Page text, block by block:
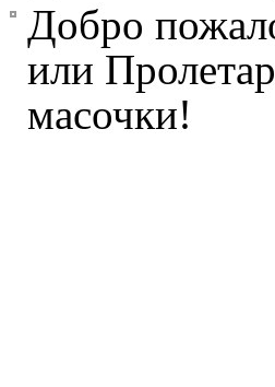
Добро
или
масочки!